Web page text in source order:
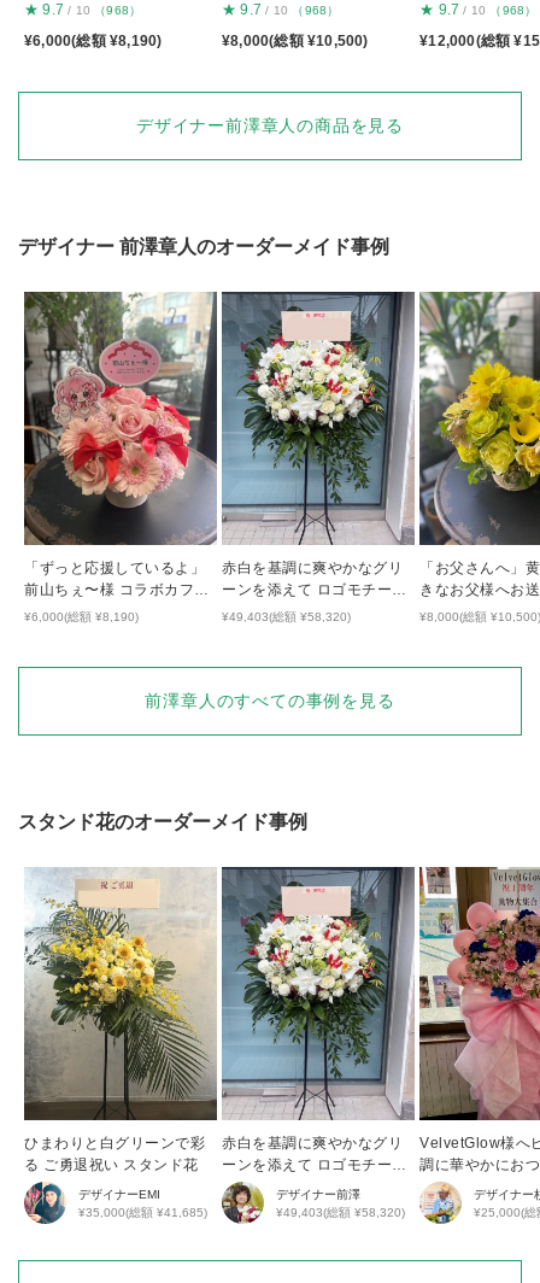
★ 9.7 / 10 （968）
¥6,000(総額 ¥8,190)
★ 9.7 / 10 （968）
¥8,000(総額 ¥10,500)
★ 9.7 / 10 （968）
¥12,000(総額
デザイナー前澤章人の商品を見る
デザイナー 前澤章人のオーダーメイド事例
「ずっと応援しているよ」
前山ちぇ〜様 コラボカフェ
開催祝い花
¥6,000(総額 ¥8,190)
赤白を基調に爽やかなグリ
ーンを添えて ロゴモチーフ
のハートが隠れた開店祝い
¥49,403(総額 ¥58,320)
「お父さんへ」
きなお父様へお
気の出るアレン
¥8,000(総額
前澤章人のすべての事例を見る
スタンド花のオーダーメイド事例
ひまわりと白グリーンで彩
る ご勇退祝い スタンド花
デザイナーEMI
¥35,000(総額 ¥41,685)
赤白を基調に爽やかなグリ
ーンを添えて ロゴモチーフ
のハートが隠れた開店祝い
花
デザイナー前澤
¥49,403(総額 ¥58,320)
VelvetGlow様へ
調に華やかにお
周年祝い花・ス
デザイナー
¥25,000(総